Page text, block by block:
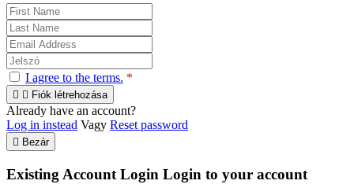
I agree to the terms. *
  Fiók létrehozása
Already have an account?
Log in instead Vagy Reset password
 Bezár
Existing Account Login Login to your account